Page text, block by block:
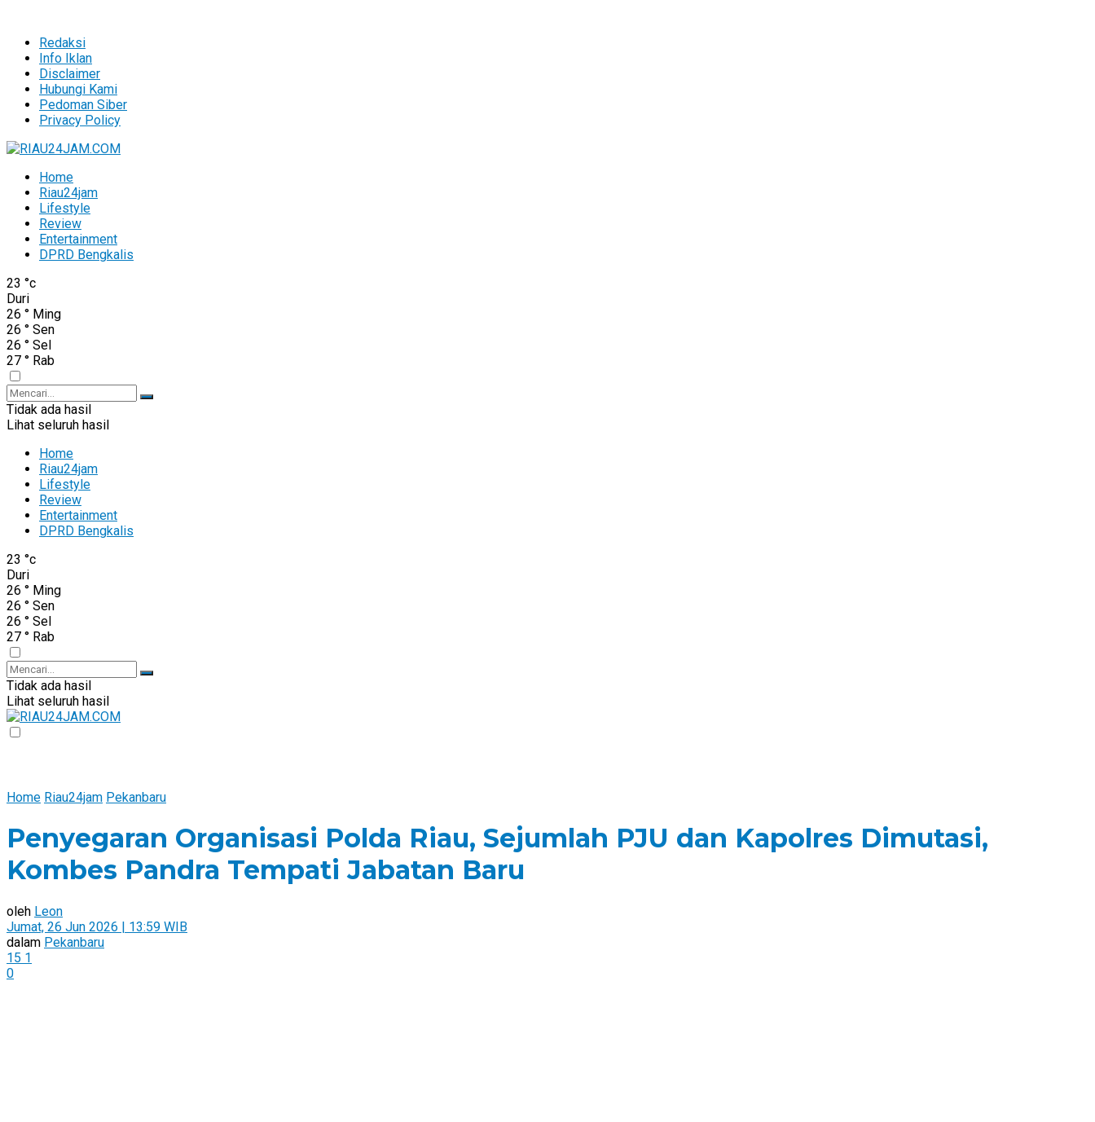
Redaksi
Info Iklan
Disclaimer
Hubungi Kami
Pedoman Siber
Privacy Policy
Home
Riau24jam
Lifestyle
Review
Entertainment
DPRD Bengkalis
23 °c
Duri
26 ° Ming
26 ° Sen
26 ° Sel
27 ° Rab
Tidak ada hasil
Lihat seluruh hasil
Home
Riau24jam
Lifestyle
Review
Entertainment
DPRD Bengkalis
23 °c
Duri
26 ° Ming
26 ° Sen
26 ° Sel
27 ° Rab
Tidak ada hasil
Lihat seluruh hasil
Home Riau24jam Pekanbaru
Penyegaran Organisasi Polda Riau, Sejumlah PJU dan Kapolres Dimutasi,
Kombes Pandra Tempati Jabatan Baru
oleh Leon
Jumat, 26 Jun 2026 | 13:59 WIB
dalam Pekanbaru
15 1
0